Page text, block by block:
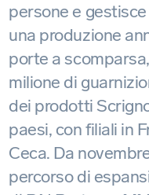
persone e
una produzione
porte a
milione di
dei prodotti
paesi, con filiali in
Ceca. Da
percorso di